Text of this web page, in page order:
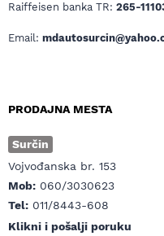
Raiffeisen banka TR: 265-
Email:
PRODAJNA MESTA
Surčin
Vojvođanska br. 153
Mob: 060/3030623
Tel: 011/8443-608
Klikni i pošalji poruku